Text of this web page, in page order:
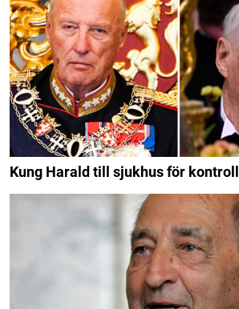
Kung Harald till sjukhus för kontroll